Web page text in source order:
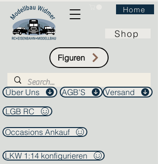
Home
Shop
Figuren
Über Uns AGB'S
Versand
LGB RC
Occasions Ankauf
LKW 1:14 konfigurieren